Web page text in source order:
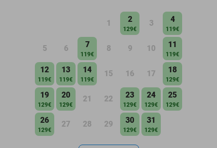
1 2
129€
3 4
119€
5 6 7
119€
8 9 10 11
119€
12
119€
13
119€
14
119€
15 16 17 18
129€
19
129€
20
129€
21 22 23
129€
24
129€
25
129€
26
129€
27 28 29 30
129€
31
129€